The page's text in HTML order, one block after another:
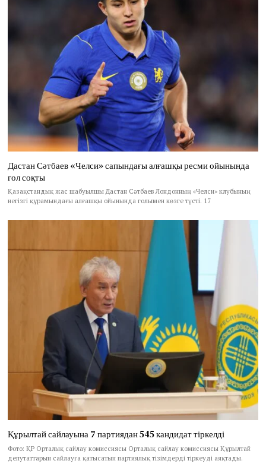
Дастан Сәтбаев «Челси» сапындағы алғашқы ресми ойынында
гол соқты
Қазақстандық жас шабуылшы Дастан Сәтбаев Лондонның «Челси» клубының
негізгі құрамындағы алғашқы ойынында голымен көзге түсті. 17
Құрылтай сайлауына 7 партиядан 545 кандидат тіркелді
Фото: ҚР Орталық сайлау комиссиясы Орталық сайлау комиссиясы Құрылтай
депутаттарын сайлауға қатысатын партиялық тізімдерді тіркеуді аяқтады.